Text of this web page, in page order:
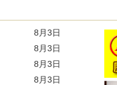
8月3日
8月3日
8月3日
8月3日